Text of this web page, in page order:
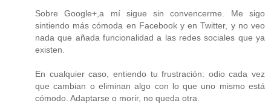
Sobre Google+,a mí sigue sin convencerme. Me sigo
sintiendo más cómoda en Facebook y en Twitter, y no veo
nada que añada funcionalidad a las redes sociales que ya
existen.
En cualquier caso, entiendo tu frustración: odio cada vez
que cambian o eliminan algo con lo que uno mismo está
cómodo. Adaptarse o morir, no queda otra.